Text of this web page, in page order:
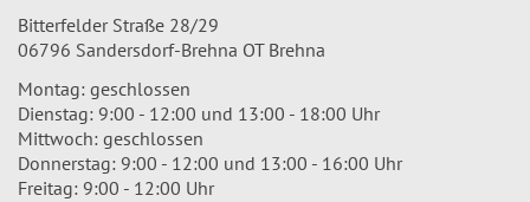
Bitterfelder Straße 28/29
06796 Sandersdorf-Brehna OT Brehna
Montag: geschlossen
Dienstag: 9:00 - 12:00 und 13:00 - 18:00 Uhr
Mittwoch: geschlossen
Donnerstag: 9:00 - 12:00 und 13:00 - 16:00 Uhr
Freitag: 9:00 - 12:00 Uhr